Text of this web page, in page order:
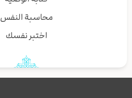
محاسبة النفس
اختبر نفسك